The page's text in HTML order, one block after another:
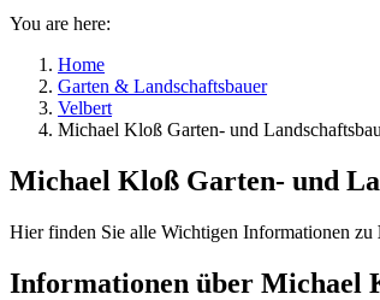
You are here:
Home
Garten & Landschaftsbauer
Velbert
Michael Kloß Garten- und Landschaftsbau
Michael Kloß Garten- und
Hier finden Sie alle Wichtigen Informationen zu
Informationen über Michael